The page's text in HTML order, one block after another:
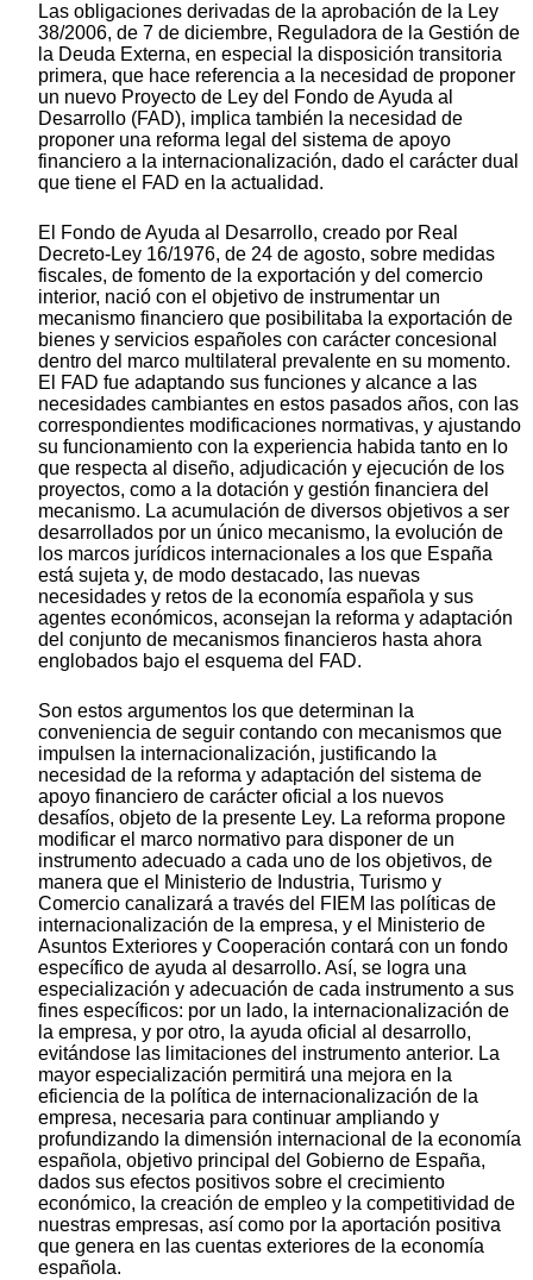
Las obligaciones derivadas de la aprobación de la Ley
38/2006, de 7 de diciembre, Reguladora de la Gestión de
la Deuda Externa, en especial la disposición transitoria
primera, que hace referencia a la necesidad de proponer
un nuevo Proyecto de Ley del Fondo de Ayuda al
Desarrollo (FAD), implica también la necesidad de
proponer una reforma legal del sistema de apoyo
financiero a la internacionalización, dado el carácter dual
que tiene el FAD en la actualidad.
El Fondo de Ayuda al Desarrollo, creado por Real
Decreto-Ley 16/1976, de 24 de agosto, sobre medidas
fiscales, de fomento de la exportación y del comercio
interior, nació con el objetivo de instrumentar un
mecanismo financiero que posibilitaba la exportación de
bienes y servicios españoles con carácter concesional
dentro del marco multilateral prevalente en su momento.
El FAD fue adaptando sus funciones y alcance a las
necesidades cambiantes en estos pasados años, con las
correspondientes modificaciones normativas, y ajustando
su funcionamiento con la experiencia habida tanto en lo
que respecta al diseño, adjudicación y ejecución de los
proyectos, como a la dotación y gestión financiera del
mecanismo. La acumulación de diversos objetivos a ser
desarrollados por un único mecanismo, la evolución de
los marcos jurídicos internacionales a los que España
está sujeta y, de modo destacado, las nuevas
necesidades y retos de la economía española y sus
agentes económicos, aconsejan la reforma y adaptación
del conjunto de mecanismos financieros hasta ahora
englobados bajo el esquema del FAD.
Son estos argumentos los que determinan la
conveniencia de seguir contando con mecanismos que
impulsen la internacionalización, justificando la
necesidad de la reforma y adaptación del sistema de
apoyo financiero de carácter oficial a los nuevos
desafíos, objeto de la presente Ley. La reforma propone
modificar el marco normativo para disponer de un
instrumento adecuado a cada uno de los objetivos, de
manera que el Ministerio de Industria, Turismo y
Comercio canalizará a través del FIEM las políticas de
internacionalización de la empresa, y el Ministerio de
Asuntos Exteriores y Cooperación contará con un fondo
específico de ayuda al desarrollo. Así, se logra una
especialización y adecuación de cada instrumento a sus
fines específicos: por un lado, la internacionalización de
la empresa, y por otro, la ayuda oficial al desarrollo,
evitándose las limitaciones del instrumento anterior. La
mayor especialización permitirá una mejora en la
eficiencia de la política de internacionalización de la
empresa, necesaria para continuar ampliando y
profundizando la dimensión internacional de la economía
española, objetivo principal del Gobierno de España,
dados sus efectos positivos sobre el crecimiento
económico, la creación de empleo y la competitividad de
nuestras empresas, así como por la aportación positiva
que genera en las cuentas exteriores de la economía
española.